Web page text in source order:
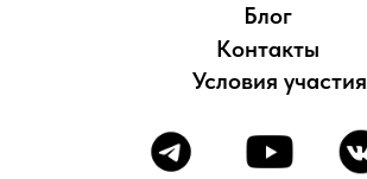
Блог
Контакты
Условия участия